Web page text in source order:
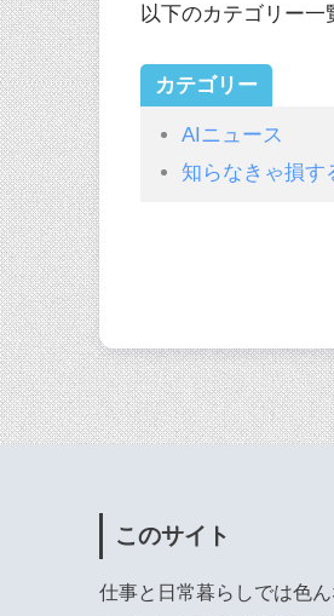
以下のカテゴリー一
カテゴリー
AIニュース
知らなきゃ損す
このサイト
仕事と日常暮らしでは色